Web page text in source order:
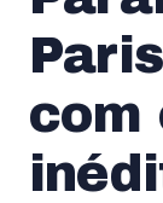
com